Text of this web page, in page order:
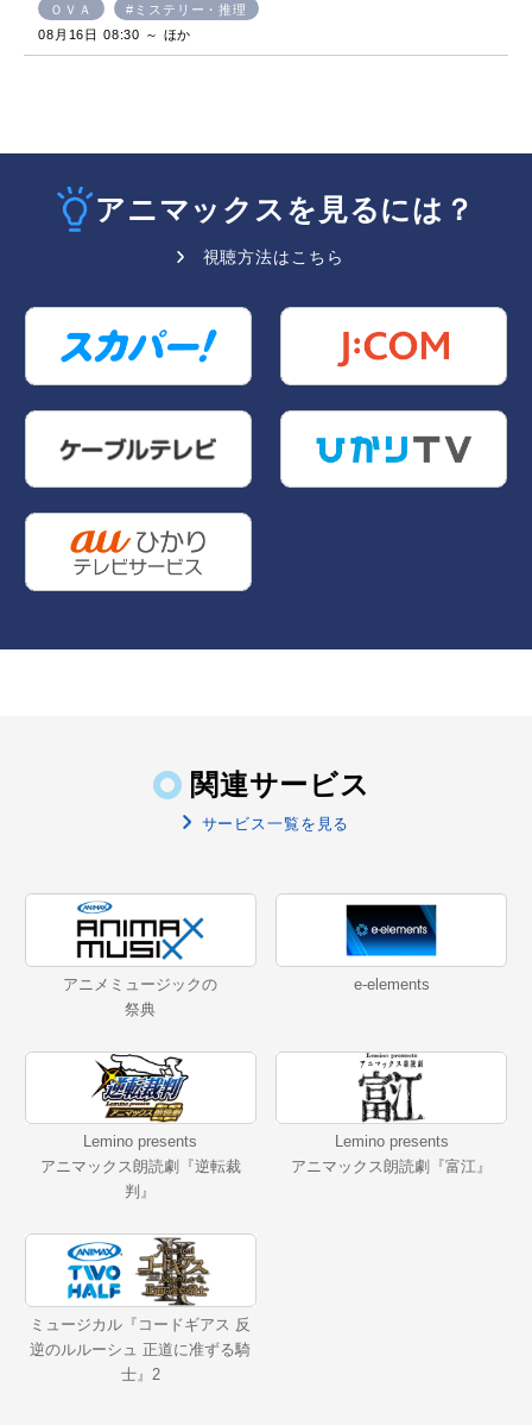
ＯＶＡ
#ミステリー・推理
08月16日 08:30 ～ ほか
アニマックスを見るには？
視聴方法はこちら
関連サービス
サービス一覧を見る
アニメミュージックの
祭典
e-elements
Lemino presents
アニマックス朗読劇『逆転裁
判』
Lemino presents
アニマックス朗読劇『富江』
ミュージカル『コードギアス 反
逆のルルーシュ 正道に准ずる騎
士』2